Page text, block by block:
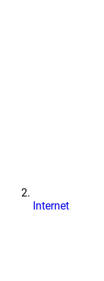
Internet